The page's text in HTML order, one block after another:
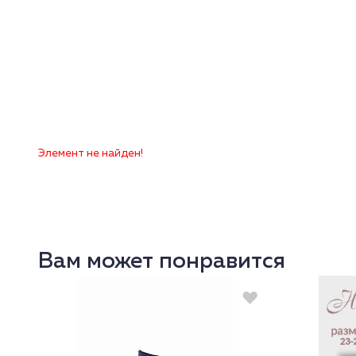
Элемент не найден!
Вам может понравится